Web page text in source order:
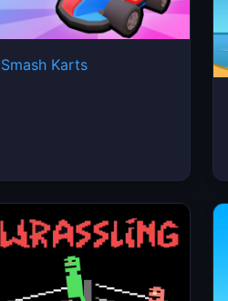
Smash Karts